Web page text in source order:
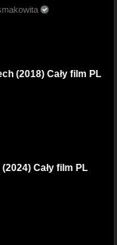
(2018) Cały film PL
Cały film PL